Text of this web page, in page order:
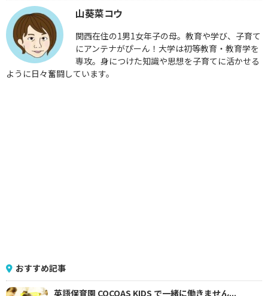
山葵菜コウ
関西在住の1男1女年子の母。教育や学び、子育て
にアンテナがぴーん！大学は初等教育・教育学を
専攻。身につけた知識や思想を子育てに活かせる
ように日々奮闘しています。
おすすめ記事
英語保育園 COCOAS KIDS で一緒に働きません...